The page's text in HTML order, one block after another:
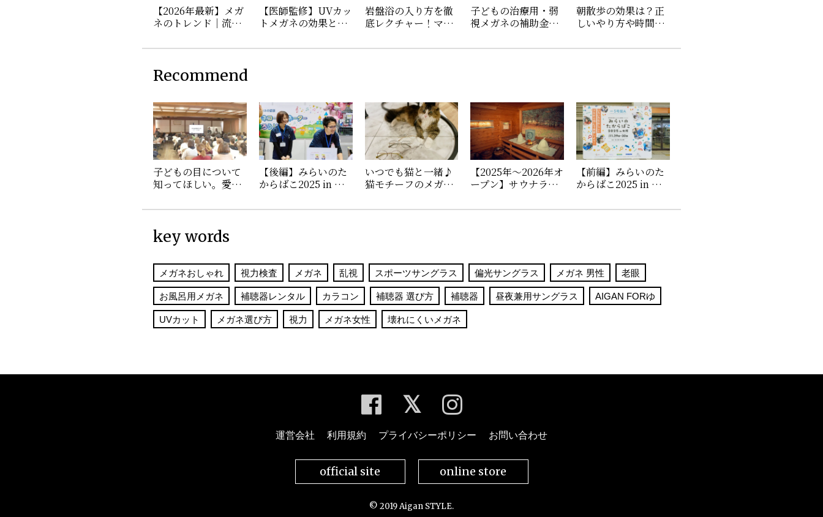
【2026年最新】メガ
ネのトレンド｜流行
の選び方
【医師監修】UVカッ
トメガネの効果と選
を守ろう
岩盤浴の入り方を徹
底レクチャー！マナ
ると便利なグッズを
子どもの治療用・弱
視メガネの補助金は
必要書類を解説
朝散歩の効果は？正
しいやり方や時間、
ングラスを紹介
Recommend
子どもの目について
知ってほしい。愛眼
業に密着！
【後編】みらいのた
からばこ2025 in 大
ネーターになれる
いつでも猫と一緒♪
猫モチーフのメガネ
ズ」の新作の魅力を
【2025年〜2026年オ
ープン】サウナライ
新サウナを厳選
【前編】みらいのた
からばこ2025 in 大
括インタビューをお
key words
メガネおしゃれ 視力検査 メガネ 乱視 スポーツサングラス 偏光サングラス メガネ 男性 老眼
お風呂用メガネ 補聴器レンタル カラコン 補聴器 選び方 補聴器 昼夜兼用サングラス AIGAN FORゆ
UVカット メガネ選び方 視力 メガネ女性 壊れにくいメガネ
運営会社 利用規約 プライバシーポリシー お問い合わせ
official site online store
© 2019 Aigan STYLE.